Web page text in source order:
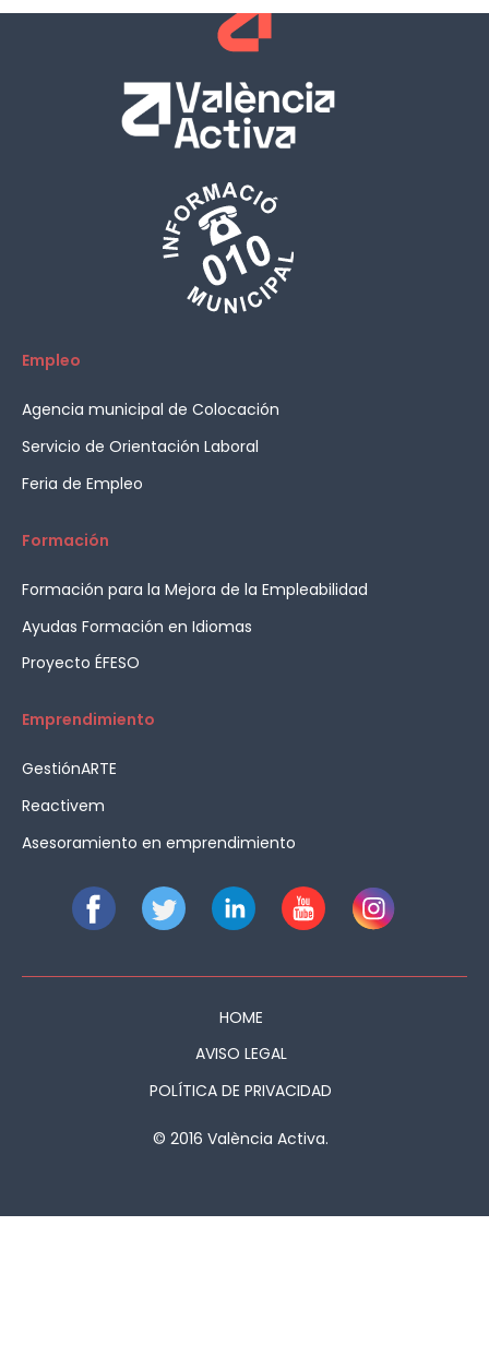
Empleo
Agencia municipal de Colocación
Servicio de Orientación Laboral
Feria de Empleo
Formación
Formación para la Mejora de la Empleabilidad
Ayudas Formación en Idiomas
Proyecto ÉFESO
Emprendimiento
GestiónARTE
Reactivem
Asesoramiento en emprendimiento
HOME
AVISO LEGAL
POLÍTICA DE PRIVACIDAD
© 2016 València Activa.